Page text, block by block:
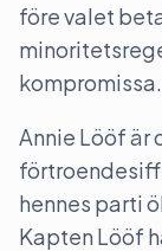
före valet
kompromissa.
Annie Lööf är
hennes parti
Kapten Lööf